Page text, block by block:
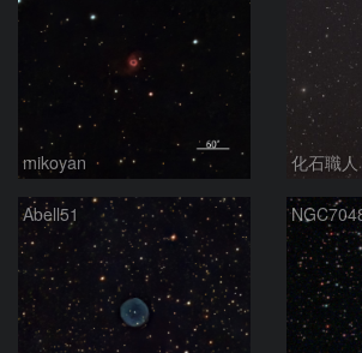
mikoyan 化石職人
Abell51